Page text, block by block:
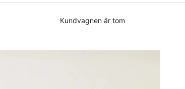
Kundvagnen är tom